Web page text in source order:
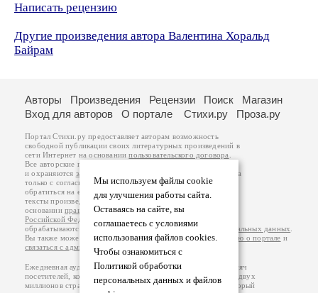
Написать рецензию
Другие произведения автора Валентина Хоральд
Байрам
Мы используем файлы cookie
для улучшения работы сайта.
Оставаясь на сайте, вы
соглашаетесь с условиями
использования файлов cookies.
Чтобы ознакомиться с
Политикой обработки
персональных данных и файлов
Авторы Произведения Рецензии Поиск
Магазин
Вход для авторов
О портале Стихи.ру Проза.ру
Портал Стихи.ру предоставляет авторам возможность
свободной публикации своих литературных произведений в
сети Интернет на основаниипользовательского договора
Все авторские права на произведения принадлежат авторам
и охраняются законом
. Перепечатка произведений возможна
только с согласия его автора, к которому вы можете
обратиться на его авторской странице. Ответственность за
тексты произведений авторы несут самостоятельно на
основанииправил публикацииизаконодательства
Российской Федерации
обрабатываются на основанииПолитики обработки персональных данных
Вы также можете посмотреть более подробнуюинформацию о портале и
связаться с администрацией
Ежедневная аудитория портала Стихи.ру – порядка 200 тысяч
посетителей, которые в общей сумме просматривают более двух
миллионов страниц по данным счетчика посещаемости, который